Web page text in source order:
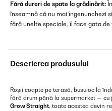
Fără dureri de spate la grădinărit:
înseamnă că nu mai îngenunchezi
fără unelte speciale, îl face gata
Descrierea produsului
Roșii coapte pe terasă, busuioc la
fără drum până la supermarket —
Grow Straight, toate acestea devin